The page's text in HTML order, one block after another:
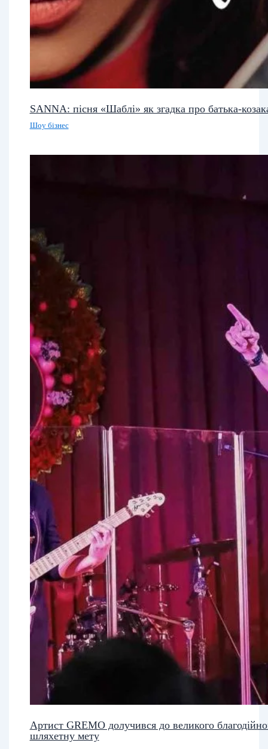
SANNA: пісня «Шаблі» як згадка про батька-
Шоу бізнес
Артист GREMO долучився до великого
шляхетну мету